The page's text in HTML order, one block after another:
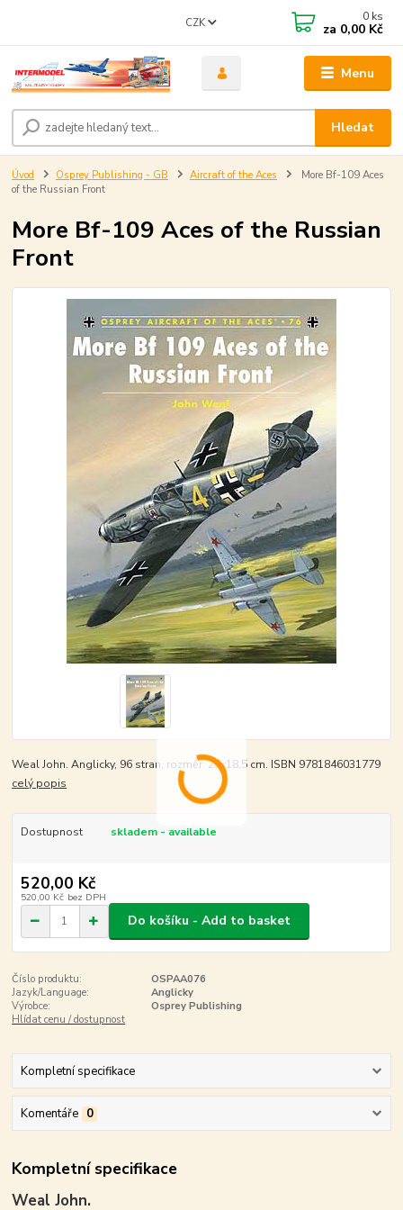
Menu
CZK
Hledat
0 ks
za 0,00 Kč
Úvod Osprey Publishing - GB Aircraft of the Aces
More Bf-109 Aces
of the Russian Front
More Bf-109 Aces of the Russian
Front
Weal John. Anglicky, 96 stran, rozměr: 25x18,5 cm. ISBN 9781846031779
celý popis
Dostupnost skladem - available
520,00 Kč
520,00 Kč bez DPH
Do košíku - Add to basket
Číslo produktu:
OSPAA076
Jazyk/Language:
Anglicky
Výrobce:
Osprey Publishing
Hlídat cenu / dostupnost
Kompletní specifikace
Komentáře 0
Kompletní specifikace
Weal John.